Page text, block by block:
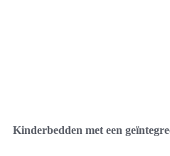
Kinderbedden met een